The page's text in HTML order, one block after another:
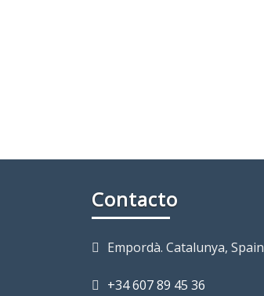
Contacto
Empordà. Catalunya, Spain
+34 607 89 45 36